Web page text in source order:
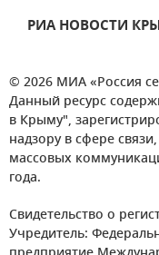
РИА НОВОСТИ
© 2026 МИА «Россия
Данный ресурс
в Крыму",
надзору в сфере
массовых
года.
Свидетельство о
Учредитель: